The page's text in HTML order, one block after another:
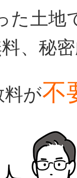
た土地
、秘
が不